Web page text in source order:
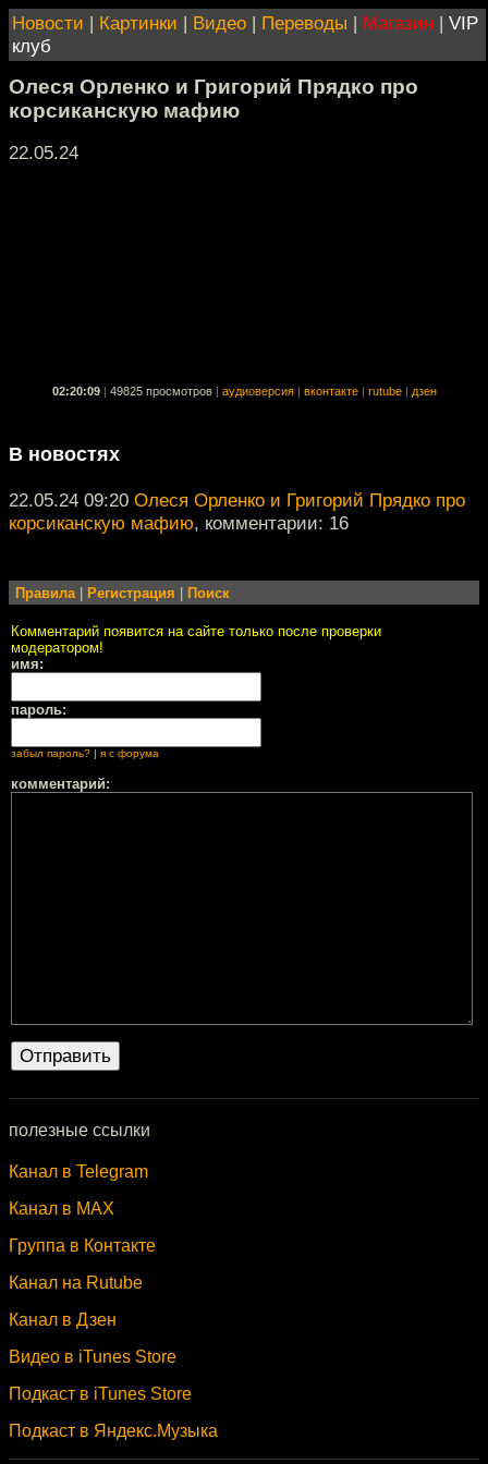
Новости | Картинки | Видео | Переводы | Магазин | VIP
клуб
Олеся Орленко и Григорий Прядко про
корсиканскую мафию
22.05.24
02:20:09 49825 просмотров аудиоверсия вконтакте rutube дзен
В новостях
22.05.24 09:20 Олеся Орленко и Григорий Прядко про
корсиканскую мафию, комментарии: 16
Правила| Регистрация Поиск
Комментарий появится на сайте только после проверки
модератором!
имя:
пароль:
забыл пароль? я с форума
комментарий:
полезные ссылки
Канал в Telegram
Канал в MAX
Группа в Контакте
Канал на Rutube
Канал в Дзен
Видео в iTunes Store
Подкаст в iTunes Store
Подкаст в Яндекс.Музыка